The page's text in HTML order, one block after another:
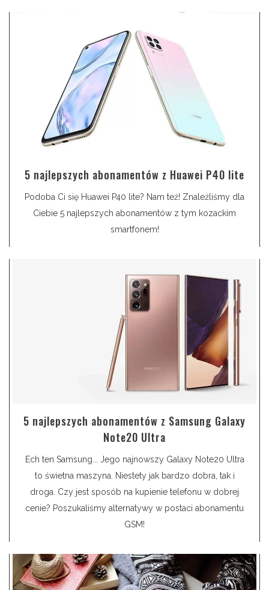
5 najlepszych abonamentów z Huawei P40 lite
Podoba Ci się Huawei P40 lite? Nam też! Znaleźliśmy dla
Ciebie 5 najlepszych abonamentów z tym kozackim
smartfonem!
5 najlepszych abonamentów z Samsung Galaxy
Note20 Ultra
Ech ten Samsung... Jego najnowszy Galaxy Note20 Ultra
to świetna maszyna. Niestety jak bardzo dobra, tak i
droga. Czy jest sposób na kupienie telefonu w dobrej
cenie? Poszukaliśmy alternatywy w postaci abonamentu
GSM!